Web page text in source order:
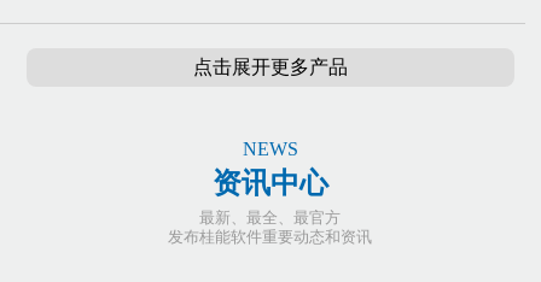
NEWS
资讯中心
最新、最全、最官方
发布桂能软件重要动态和资讯